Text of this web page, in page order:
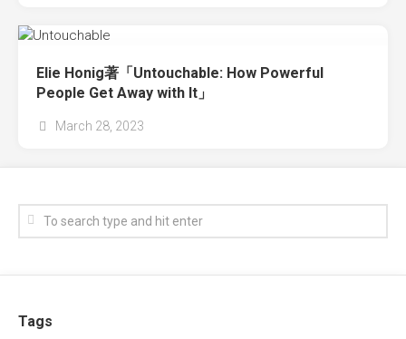
Elie Honig著「Untouchable: How Powerful
People Get Away with It」
March 28, 2023
Tags